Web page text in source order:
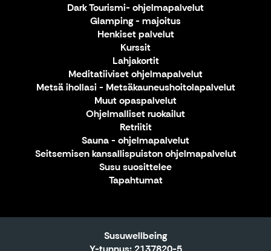
Dark Tourismi- ohjelmapalvelut
Glamping - majoitus
Henkiset palvelut
Kurssit
Lahjakortit
Meditatiiviset ohjelmapalvelut
Metsä ihollasi - Metsäkauneushoitolapalvelut
Muut opaspalvelut
Ohjelmalliset ruokailut
Retriitit
Sauna - ohjelmapalvelut
Seitsemisen kansallispuiston ohjelmapalvelut
Susu suosittelee
Tapahtumat
Susuwellbeing